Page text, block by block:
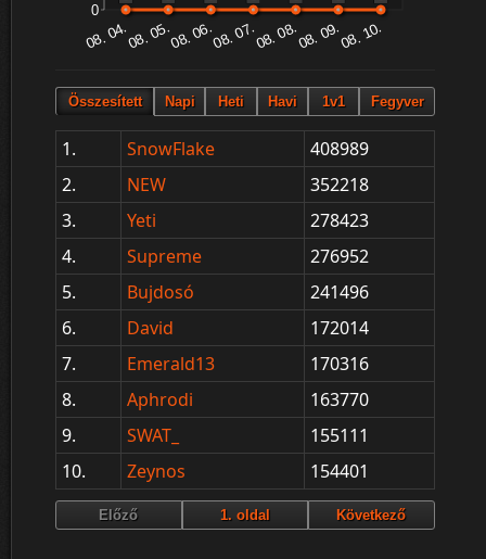
1. SnowFlake
408989
2.
NEW
352218
3.
Yeti
278423
4.
Supreme
276952
5.
Bujdosó
241496
6.
David
172014
7.
Emerald13
170316
8.
Aphrodi
163770
9.
SWAT_
155111
10.
Zeynos 154401